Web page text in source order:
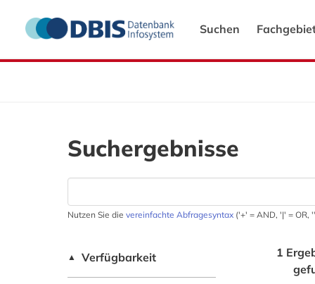
Suchen
Suchergebnisse
Nutzen Sie die vereinfachte Abfragesyntax ('+' = AND, '|' = OR,
▲ Verfügbarkeit
1